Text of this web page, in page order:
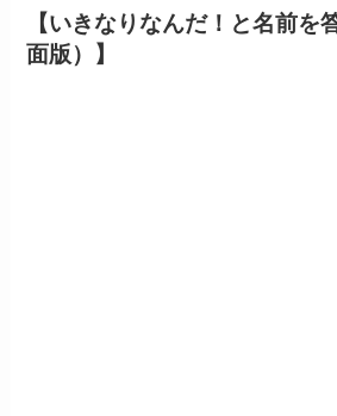
【いきなりなんだ！と名前を
面版）】